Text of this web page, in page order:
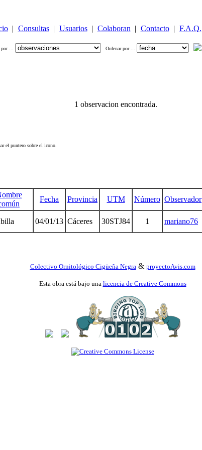
| Consultas | Usuarios | Colaboran | Contacto | F.A.Q.
... Ordenar por ...
1 observacion encontrada.
el puntero sobre el icono.
Fecha Provincia UTM Número Observador
04/01/13 Cáceres 30STJ84 1 mariano76
Colectivo Ornitológico Cigüeña Negra & proyectoAvis.com
Esta obra está bajo una licencia de Creative Commons